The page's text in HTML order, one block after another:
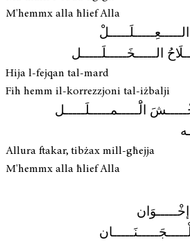
M'hemmx alla ħlief Alla
الـــــخَـــــلَـــــل
Hija l-fejqan tal-mard
Fih hemm il-korrezzjoni tal-iżbalji
الَْـــــمـــــلَـــــل
Allura ftakar, tibżax mill-għejja
M'hemmx alla ħlief Alla
إخْـــــوَان